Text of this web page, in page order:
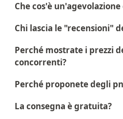
Che cos'è
Chi lascia le "recensioni"
Perché mostrate i prezzi
concorrenti?
Perché proponete degli
La consegna è gratuita?